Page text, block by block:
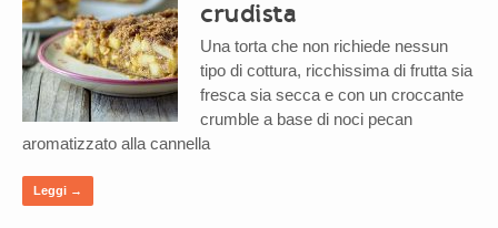
crudista
Una torta che non richiede nessun
tipo di cottura, ricchissima di frutta sia
fresca sia secca e con un croccante
crumble a base di noci pecan
aromatizzato alla cannella
Leggi →